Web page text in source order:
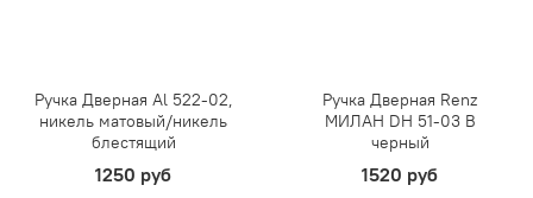
Ручка Дверная Al 522-02,
никель матовый/никель
блестящий
1250 руб
Ручка Дверная Renz
МИЛАН DH 51-03 B
черный
1520 руб